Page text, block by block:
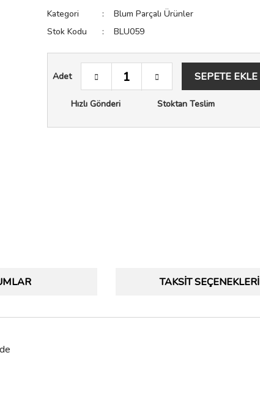
Kategori
Blum Parçalı Ürünler
Stok Kodu
BLU059
Adet SEPETE EKLE
Hızlı Gönderi Stoktan Teslim
TAKSIT SEÇENEKLERI